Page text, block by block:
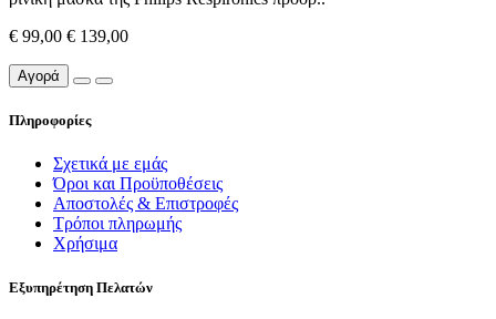
€ 99,00 € 139,00
Αγορά
Πληροφορίες
Σχετικά με εμάς
Όροι και Προϋποθέσεις
Αποστολές & Επιστροφές
Τρόποι πληρωμής
Χρήσιμα
Εξυπηρέτηση Πελατών